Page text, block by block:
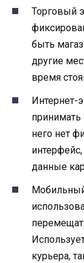
Торговый
быть
другие
время
Интернет-
принимать
него нет
данные
курьера,